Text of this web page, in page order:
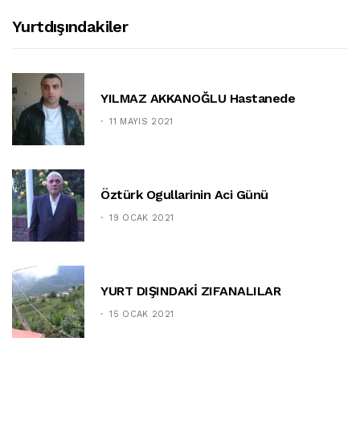
Yurtdışındakiler
YILMAZ AKKANOĞLU Hastanede
11 MAYIS 2021
Öztürk Ogullarinin Aci Günü
19 OCAK 2021
YURT DIŞINDAKİ ZIFANALILAR
15 OCAK 2021